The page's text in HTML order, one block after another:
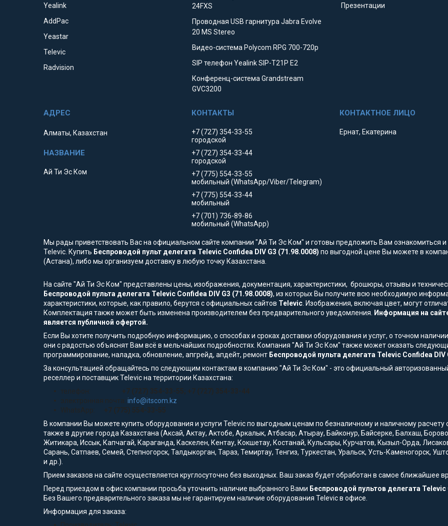
Yealink
AddPac
Yeastar
Televic
Radvision
24FXS
Проводная USB гарнитура Jabra Evolve
20 MS Stereo
Видео-система Polycom RPG 700-720p
SIP телефон Yealink SIP-T21P E2
Конференц-система Grandstream
GVC3200
Презентации
Алматы, Казахстан
Ай Ти Эс Ком
+7 (727) 354-33-55
городской
+7 (727) 354-33-44
городской
+7 (775) 554-33-55
мобильный (WhatsApp/Viber/Telegram)
+7 (775) 554-33-44
мобильный
+7 (701) 736-89-86
мобильный (WhatsApp)
Ернат, Екатерина
Мы рады приветствовать Вас на официальном сайте компании "Ай Ти Эс Ком" и готовы предложить Вам ознакомиться и
Televic. Купить Беспроводой пульт делегата Televic Confidea DIV G3 (71.98.0008) по выгодной цене Вы можете в
(Астана), либо мы организуем доставку в любую точку Казахстана.
На сайте "Ай Ти Эс Ком" представлены цены, изображения, документация, характеристики, брошюры, отзывы и
Беспроводой пульта делегата Televic Confidea DIV G3 (71.98.0008), из которых Вы получите всю необходимую
характеристики, которые, как правило, берутся с официальных сайтов Televic. Изображения, включая цвет, могут
Комплектация также может быть изменена производителем без предварительного уведомления. Информация на
является публичной офертой.
Если Вы хотите получить подробную информацию, о способах и сроках доставки оборудования и услуг, о точном
они с радостью объяснят Вам всё в мельчайших подробностях. Компания "Ай Ти Эс Ком" также может оказать
программирование, наладка, обновление, апгрейд, апдейт, ремонт Беспроводой пульта делегата Televic Confidea DIV
За консультацией обращайтесь по следующим контактам в компанию "Ай Ти Эс Ком" - это официальный
реселлер и поставщик Televic на территории Казахстана:
телефон:
+7 (727) 354-33-55; +7 (727) 354-33-44
электронная почта: info@itscom.kz
WhatsApp: +7 (775) 554-33-55
В компании Вы можете купить оборудования и услуги Televic по выгодным ценам по безналичному и наличному расчету
также в другие города Казахстана (Аксай, Актау, Актобе, Аркалык, Атбасар, Атырау, Байконур, Байсерке, Балхаш,
Житикара, Иссык, Капчагай, Караганда, Каскелен, Кентау, Кокшетау, Костанай, Кульсары, Курчатов, Кызыл-Орда,
Сарань, Сатпаев, Семей, Степногорск, Талдыкорган, Тараз, Темиртау, Тенгиз, Туркестан, Уральск, Усть-Каменогорск,
и др.).
Прием заказов на сайте осуществляется круглосуточно без выходных. Ваш заказ будет обработан в самое ближайшее
Перед приездом в офис компании просьба уточнить наличие выбранного Вами Беспроводой пультов делегата Televic
Без Вашего предварительного заказа мы не гарантируем наличие оборудования Televic в офисе.
Информация для заказа: